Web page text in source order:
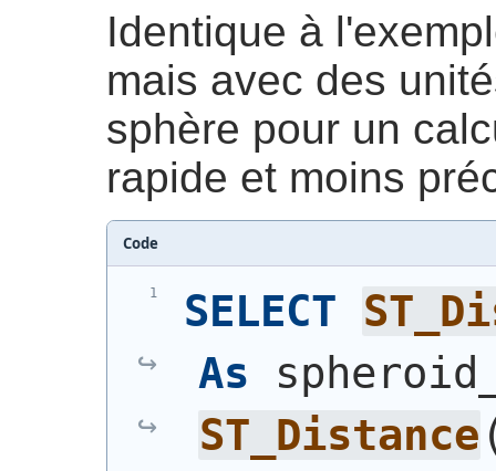
Identique à
mais avec des
sphère pour un
rapide et moins
Code
SELECT
As
ST_Distance